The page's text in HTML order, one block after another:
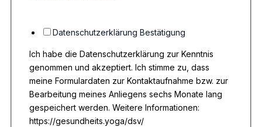
Datenschutzerklärung Bestätigung
Ich habe die Datenschutzerklärung zur Kenntnis
genommen und akzeptiert. Ich stimme zu, dass
meine Formulardaten zur Kontaktaufnahme bzw. zur
Bearbeitung meines Anliegens sechs Monate lang
gespeichert werden. Weitere Informationen:
https://gesundheits.yoga/dsv/